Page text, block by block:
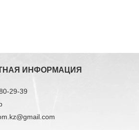
ИНФОРМАЦИЯ
29-39